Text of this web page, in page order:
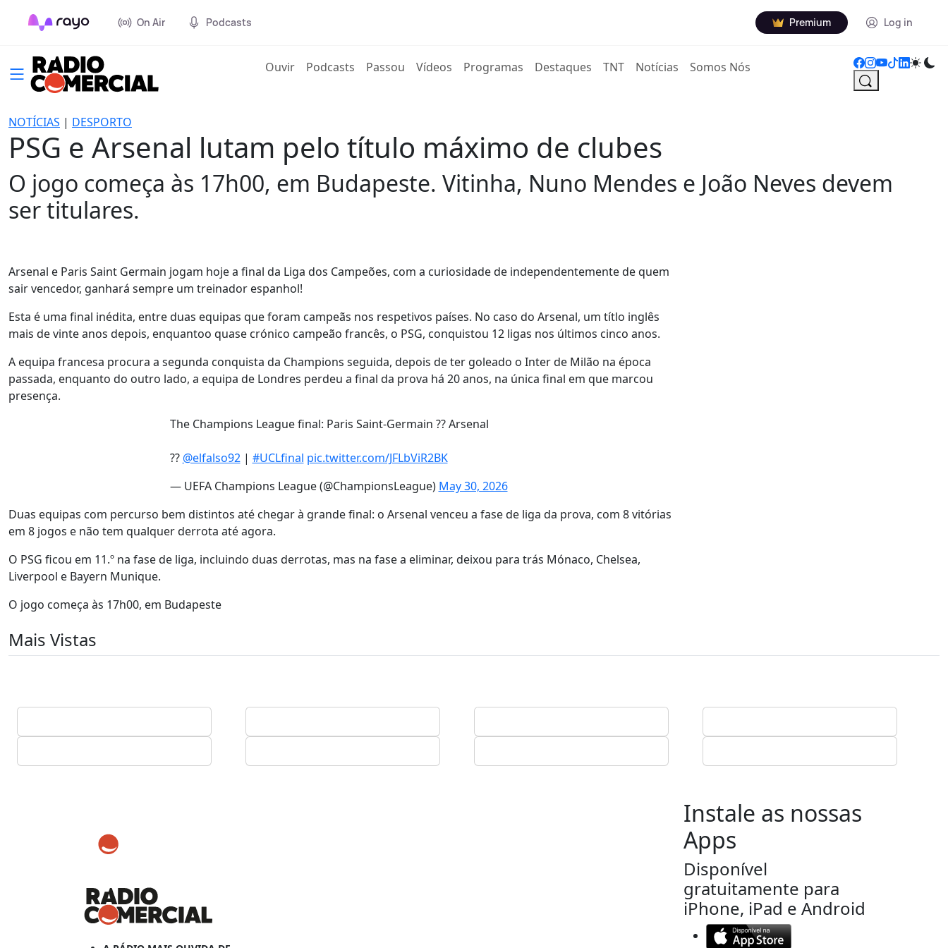
On Air Podcasts Premium Log in
Ouvir(current)
Podcasts Passou Vídeos Programas Destaques TNT Notícias Somos Nós
NOTÍCIAS | DESPORTO
PSG e Arsenal lutam pelo título máximo de clubes
O jogo começa às 17h00, em Budapeste. Vitinha, Nuno Mendes e João Neves devem
ser titulares.
Arsenal e Paris Saint Germain jogam hoje a final da Liga dos Campeões, com a curiosidade de independentemente de quem
sair vencedor, ganhará sempre um treinador espanhol!
Esta é uma final inédita, entre duas equipas que foram campeãs nos respetivos países. No caso do Arsenal, um títlo inglês
mais de vinte anos depois, enquantoo quase crónico campeão francês, o PSG, conquistou 12 ligas nos últimos cinco anos.
A equipa francesa procura a segunda conquista da Champions seguida, depois de ter goleado o Inter de Milão na época
passada, enquanto do outro lado, a equipa de Londres perdeu a final da prova há 20 anos, na única final em que marcou
presença.
The Champions League final: Paris Saint-Germain ?? Arsenal
?? @elfalso92| #UCLfinal pic.twitter.com/JFLbViR2BK
— UEFA Champions League (@ChampionsLeague) May 30, 2026
Duas equipas com percurso bem distintos até chegar à grande final: o Arsenal venceu a fase de liga da prova, com 8 vitórias
em 8 jogos e não tem qualquer derrota até agora.
O PSG ficou em 11.º na fase de liga, incluindo duas derrotas, mas na fase a eliminar, deixou para trás Mónaco, Chelsea,
Liverpool e Bayern Munique.
O jogo começa às 17h00, em Budapeste
Mais Vistas
Instale as nossas
Apps
Disponível
gratuitamente para
iPhone, iPad e Android